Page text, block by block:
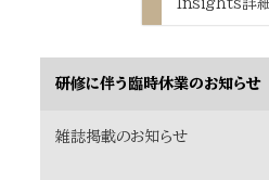
Insights詳
研修に伴う臨時休業のお知らせ
雑誌掲載のお知らせ